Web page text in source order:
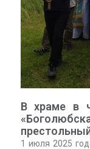
В храме в
1 июля 2025